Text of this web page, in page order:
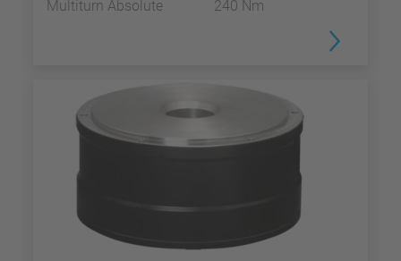
Multiturn Absolute 240 Nm